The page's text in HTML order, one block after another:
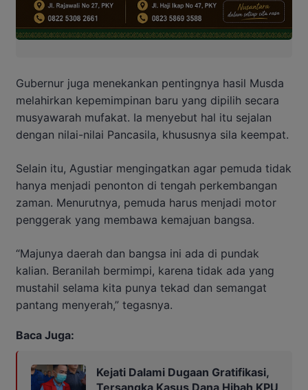
Gubernur juga menekankan pentingnya hasil Musda
melahirkan kepemimpinan baru yang dipilih secara
musyawarah mufakat. Ia menyebut hal itu sejalan
dengan nilai-nilai Pancasila, khususnya sila keempat.
Selain itu, Agustiar mengingatkan agar pemuda tidak
hanya menjadi penonton di tengah perkembangan
zaman. Menurutnya, pemuda harus menjadi motor
penggerak yang membawa kemajuan bangsa.
“Majunya daerah dan bangsa ini ada di pundak
kalian. Beranilah bermimpi, karena tidak ada yang
mustahil selama kita punya tekad dan semangat
pantang menyerah,” tegasnya.
Baca Juga:
Kejati Dalami Dugaan Gratifikasi,